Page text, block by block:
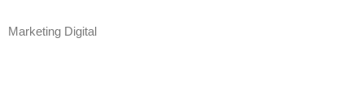
Marketing Digital